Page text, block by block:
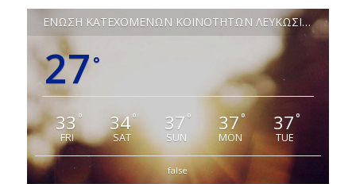
ΕΝΩΣΗ ΚΑΤΕΧΟΜΕΝΩΝ ΚΟΙΝΟΤΗΤΩΝ ΛΕΥΚΩΣΙΑΣ
27 °
33°
FRI
34°
SAT
37 °
SUN
37 °
MON
37°
TUE
false